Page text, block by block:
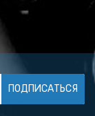
ПОДПИСАТЬСЯ